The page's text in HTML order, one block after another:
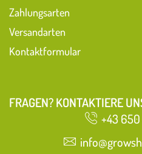
Zahlungsarten
Versandarten
Kontaktformular
FRAGEN? KONTAKTIERE
+43